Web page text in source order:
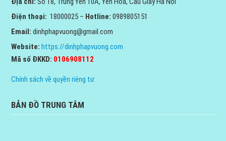
Điện thoại: 18000025 – Hotline: 0989805151
Email: dinhphapvuong@gmail.com
Website: https://dinhphapvuong.com
Mã số ĐKKD: 0106908112
Chính sách về quyền riêng tư
BẢN ĐỒ TRUNG TÂM